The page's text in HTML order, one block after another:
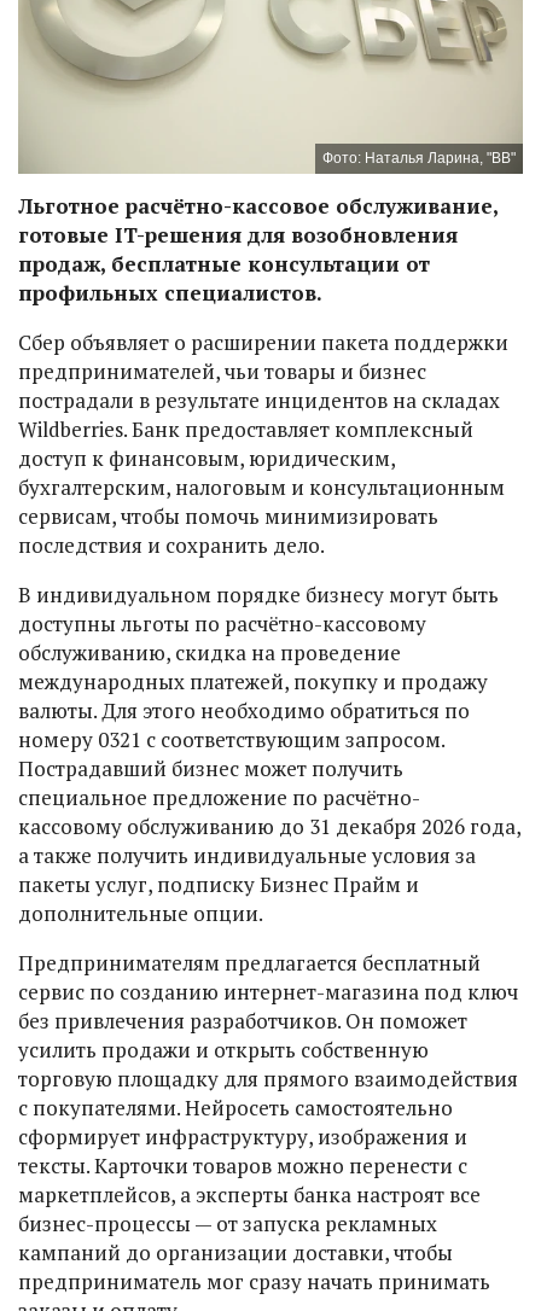
Фото: Наталья Ларина, "ВВ"
Льготное расчётно-кассовое обслуживание,
готовые IT-решения для возобновления
продаж, бесплатные консультации от
профильных специалистов.
Сбер объявляет о расширении пакета поддержки
предпринимателей, чьи товары и бизнес
пострадали в результате инцидентов на складах
Wildberries. Банк предоставляет комплексный
доступ к финансовым, юридическим,
бухгалтерским, налоговым и консультационным
сервисам, чтобы помочь минимизировать
последствия и сохранить дело.
В индивидуальном порядке бизнесу могут быть
доступны льготы по расчётно-кассовому
обслуживанию, скидка на проведение
международных платежей, покупку и продажу
валюты. Для этого необходимо обратиться по
номеру 0321 с соответствующим запросом.
Пострадавший бизнес может получить
специальное предложение по расчётно-
кассовому обслуживанию до 31 декабря 2026 года,
а также получить индивидуальные условия за
пакеты услуг, подписку Бизнес Прайм и
дополнительные опции.
Предпринимателям предлагается бесплатный
сервис по созданию интернет-магазина под ключ
без привлечения разработчиков. Он поможет
усилить продажи и открыть собственную
торговую площадку для прямого взаимодействия
с покупателями. Нейросеть самостоятельно
сформирует инфраструктуру, изображения и
тексты. Карточки товаров можно перенести с
маркетплейсов, а эксперты банка настроят все
бизнес-процессы — от запуска рекламных
кампаний до организации доставки, чтобы
предприниматель мог сразу начать принимать